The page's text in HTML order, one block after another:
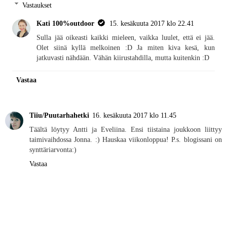
Vastaukset
Kati 100%outdoor
15. kesäkuuta 2017 klo 22.41
Sulla jää oikeasti kaikki mieleen, vaikka luulet, että ei jää.
Olet siinä kyllä melkoinen :D Ja miten kiva kesä, kun
jatkuvasti nähdään. Vähän kiirustahdilla, mutta kuitenkin :D
Vastaa
Tiiu/Puutarhahetki 16. kesäkuuta 2017 klo 11.45
Täältä löytyy Antti ja Eveliina. Ensi tiistaina joukkoon liittyy
taimivaihdossa Jonna. :) Hauskaa viikonloppua! P.s. blogissani on
synttäriarvonta:)
Vastaa